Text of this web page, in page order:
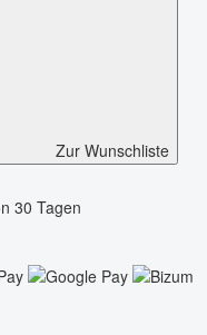
Zur Wunschliste
30 Tagen